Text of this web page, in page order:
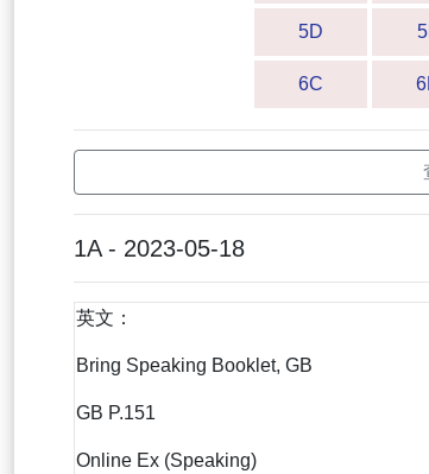
5D
6C
1A - 2023-05-18
英文：
Bring Speaking Booklet, GB
GB P.151
Online Ex (Speaking)